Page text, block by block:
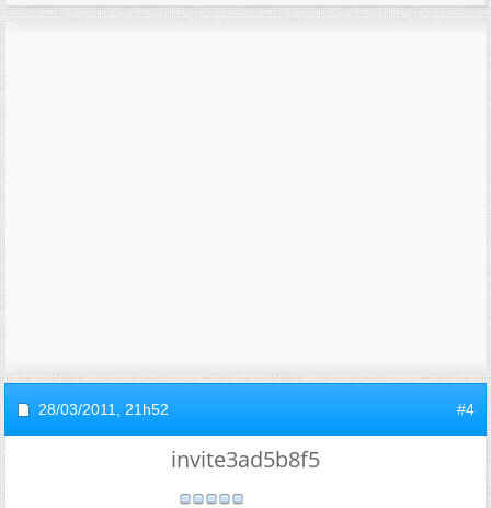
28/03/2011, 21h52 #4
invite3ad5b8f5